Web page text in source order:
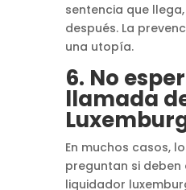
sentencia que
después. La
una utopía.
6. No
llamada
En muchos casos,
preguntan si deben
liquidador